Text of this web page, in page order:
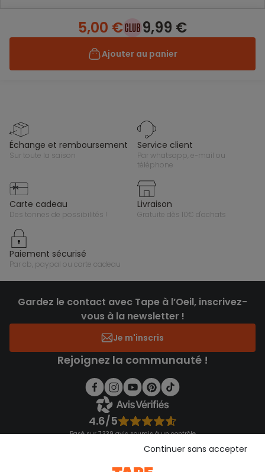
5,00 € 9,99 €
Ajouter au panier
échange et remboursement
sur toute la saison
service client
par whatsapp, e-mail ou
téléphone
carte cadeau
des tonnes de possibilités !
livraison
gratuite dès 10€ d'achats
paiement sécurisé
par cb, paypal ou carte cadeau
Gardez le contact avec Tape à l’Oeil, inscrivez-
vous à la newsletter !
Je m'inscris
Rejoignez la communauté !
4.6/5
Basé sur 7 339 avis soumis à un contrôle
Consulter les CGUContinuer sans accepter